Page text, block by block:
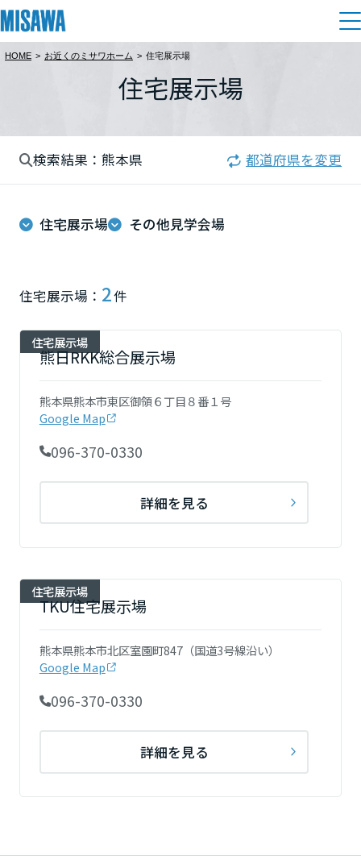
住まい
商品ラインアップ
インテリア
分譲住宅（建売・土地）検索
分譲マンション検索
[MISAWA RELAY]
住まいの売却
これから住まいをご検討の方
多彩な動画やこだわりが詰まった建築実例、注目の最新情報など、住
個人のお客さま
賃貸住宅
店舗・各種施設
土地活用モデルルーム見学
法人のお客さま
医療・介護・子育て・障がい福祉施設
これから土地活用・賃貸経営をご検討の方
土地活用の基礎から長期安定経営を目指すオーナー様まで、賃貸経営
に役立つ多彩な情報を幅広くお届けします。
戸建て・マンション
リフォームメニュー
事業用リノベーション
ホテル・旅館リフォーム
リフォーム営業所
これからリフォームをご検討の方
ームの具体策とアイデアを豊富にご用意しています。
ホームラウンジ リフォーム
まちづくり
複合開発事業（ASMACI-アスマチ-）
再開発・官民連携事業
分譲マンション開発事業
収益不動産・投資開発事業
建築再生事業
事業用売買
事業用地・事業用建物
のまちづくりを実現していきます。
ミサワゼネラルソリューション
オーナーサポート
サポートメニュー
保証制度
アフターメンテナンス
ご相談窓口
お客様センター
ミサワホームオーナーさま・リフォーム工事ご契約者さまとミサワホ
ームを結ぶコミュニケーションサイト。お得・便利・安心なコンテン
ツや、ミサワホームからの大切なお知らせなど配信しています。
ミサワオーナーズクラブ
企業・IR情報
ニュース
MISAWAについて
IR情報
SDGs
環境活動
採用情報
新卒者採用
障がい者採用
ウエルネス事業
展示場・イベント情報
カタログ請求
住まいのご相談
HOME > お近くのミサワホーム > 住宅展示場
住宅展示場
検索結果：熊本県 都道府県を変更
住宅展示場 その他見学会場
住宅展示場： 2件
住宅展示場
熊日RKK総合展示場
熊本県熊本市東区御領６丁目８番１号
Google Map
096-370-0330
詳細を見る
住宅展示場
TKU住宅展示場
熊本県熊本市北区室園町847（国道3号線沿い）
Google Map
096-370-0330
詳細を見る
都道府県を選択
青森県
岩手県
宮城県
福島県
関東